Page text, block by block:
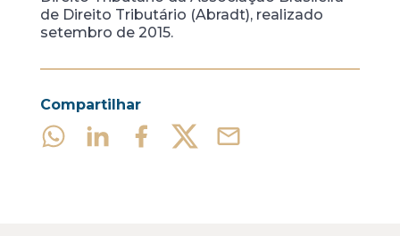
de Direito Tributário (Abradt), realizado
setembro de 2015.
Compartilhar